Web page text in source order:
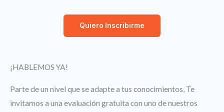
Quiero Inscribirme
¡HABLEMOS YA!
Parte de un nivel que se adapte a tus conocimientos, Te
invitamos a una evaluación gratuita con uno de nuestros